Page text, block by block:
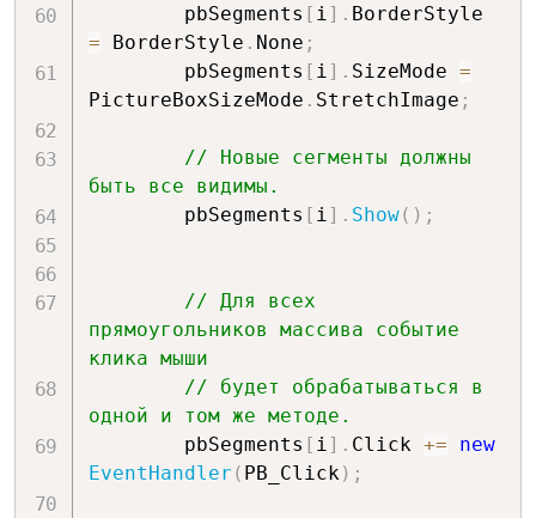
        pbSegments
[ i] .
= BorderStyle . None ;
        pbSegments
[ i] . SizeMode =
PictureBoxSizeMode . StretchImage ;
// Новые сегменты должны
быть все видимы.
        pbSegments
[ i] . Show( ) ;
// Для всех
прямоугольников массива событие
клика мыши
// будет обрабатываться в
одной и том же методе.
        pbSegments
[ i] . Click +=
new
EventHandler ( PB_Click) ;